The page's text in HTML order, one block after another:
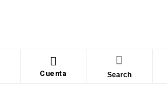
Cuenta Search